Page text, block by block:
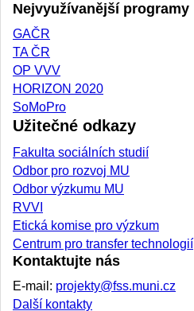
Nejvyužívanější programy
GAČR
TA ČR
OP VVV
HORIZON 2020
SoMoPro
Užitečné odkazy
Fakulta sociálních studií
Odbor pro rozvoj MU
Odbor výzkumu MU
RVVI
Etická komise pro výzkum
Centrum pro transfer technologií
Kontaktujte nás
E-mail: projekty@fss.muni.cz
Další kontakty